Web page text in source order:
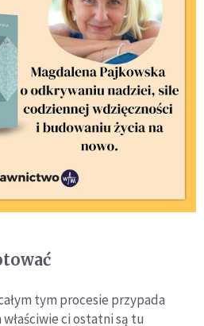
tym procesie przypada
ci ostatni są tu